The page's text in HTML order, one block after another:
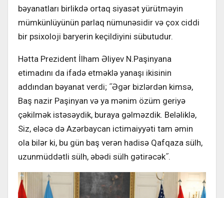
bəyanatları birlikdə ortaq siyasət yürütməyin
mümkünlüyünün parlaq nümunəsidir və çox ciddi
bir psixoloji baryerin keçildiyini sübutudur.
Hətta Prezident İlham Əliyev N.Paşinyana
etimadını da ifadə etməklə yanaşı ikisinin
addından bəyanat verdi; ˝Əgər bizlərdən kimsə,
Baş nazir Paşinyan və ya mənim özüm geriyə
çəkilmək istəsəydik, buraya gəlməzdik. Beləliklə,
Siz, eləcə də Azərbaycan ictimaiyyəti tam əmin
ola bilər ki, bu gün baş verən hadisə Qafqaza sülh,
uzunmüddətli sülh, əbədi sülh gətirəcək˝.